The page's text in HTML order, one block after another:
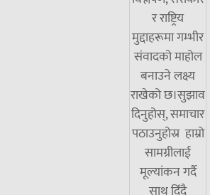
र राष्ट्रिय
मुद्दाहरूमा गम्भीर
संवादको माहोल
बनाउने लक्ष्य
राखेको छ।सुझाव
दिनुहोस्, समाचार
पठाउनुहोस्र हाम्रो
सामग्रीलाई
मूल्यांकन गर्दै